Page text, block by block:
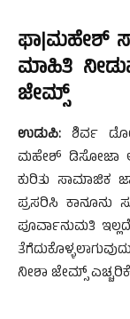
ಫಾ|ಮಹೇಶ್
ಮಾಹಿತಿ
ಜೇಮ್ಸ್
ಉಡುಪಿ: ಶಿರ್ವ
ಮಹೇಶ್ ಡಿಸೋಜಾ
ಕುರಿತು ಸಾಮಾಜಿಕ
ಪ್ರಸರಿಸಿ ಕಾನೂನು
ಪೂರ್ವಾನುಮತಿ
ನೀಶಾ ಜೇಮ್ಸ್